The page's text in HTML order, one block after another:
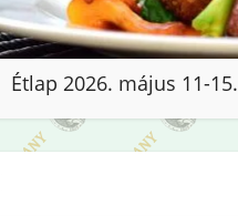
Étlap 2026. május 11-15.